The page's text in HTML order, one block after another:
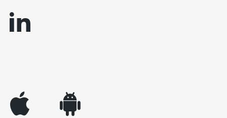
linkedin
appleinc android